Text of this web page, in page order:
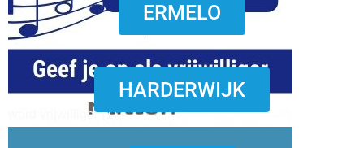
word vrijwilliger (1)
ERMELO
HARDERWIJK